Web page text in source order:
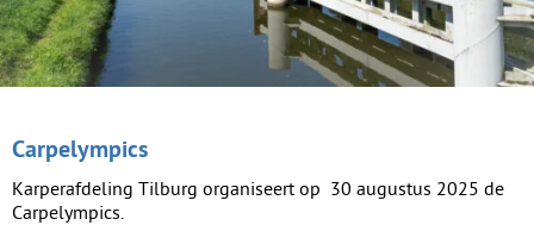
Carpelympics
Karperafdeling Tilburg organiseert op 30 augustus 2025 de
Carpelympics.